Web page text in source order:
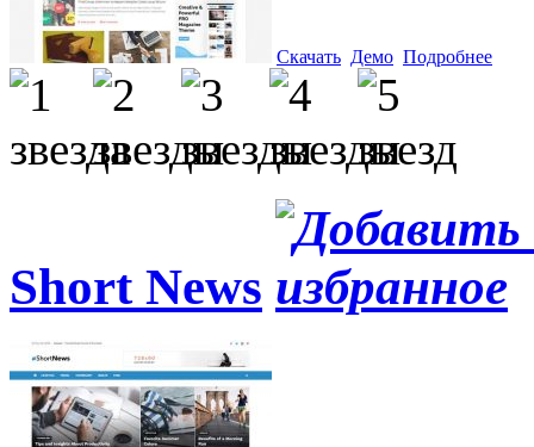
Скачать Демо Подробнее
Short News